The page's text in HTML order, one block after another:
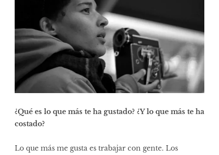
¿Qué es lo que más te ha gustado? ¿Y lo que más te ha
costado?
Lo que más me gusta es trabajar con gente. Los